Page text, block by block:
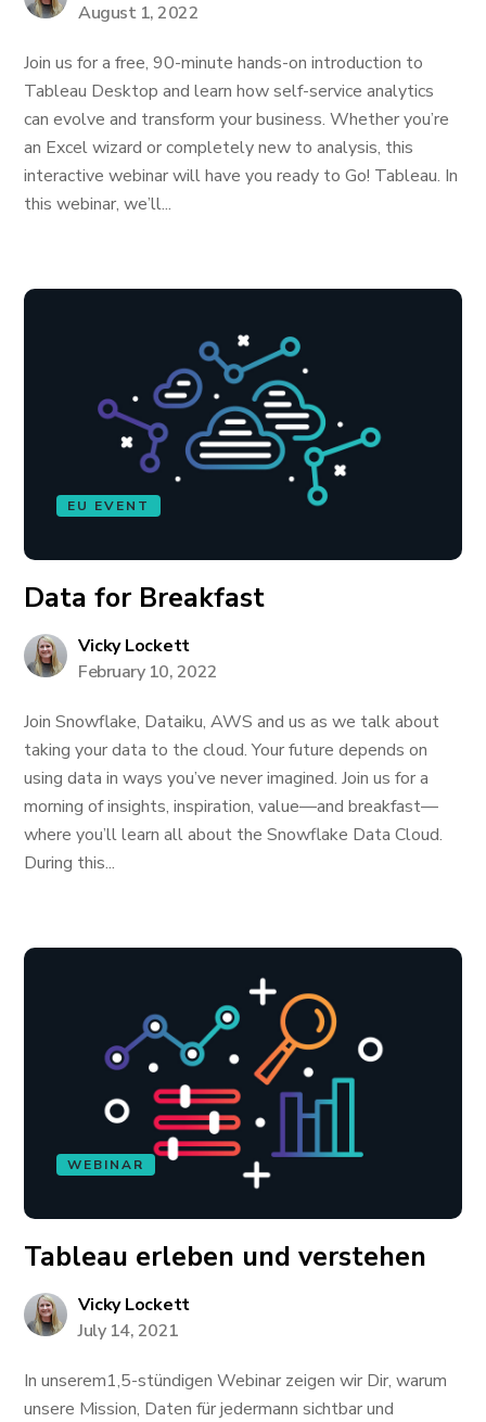
August 1, 2022
Join us for a free, 90-minute hands-on introduction to
Tableau Desktop and learn how self-service analytics
can evolve and transform your business. Whether you’re
an Excel wizard or completely new to analysis, this
interactive webinar will have you ready to Go! Tableau. In
this webinar, we’ll...
EU EVENT
Data for Breakfast
Vicky Lockett
February 10, 2022
Join Snowflake, Dataiku, AWS and us as we talk about
taking your data to the cloud. Your future depends on
using data in ways you’ve never imagined. Join us for a
morning of insights, inspiration, value—and breakfast—
where you’ll learn all about the Snowflake Data Cloud.
During this...
WEBINAR
Tableau erleben und verstehen
Vicky Lockett
July 14, 2021
In unserem1,5-stündigen Webinar zeigen wir Dir, warum
unsere Mission, Daten für jedermann sichtbar und